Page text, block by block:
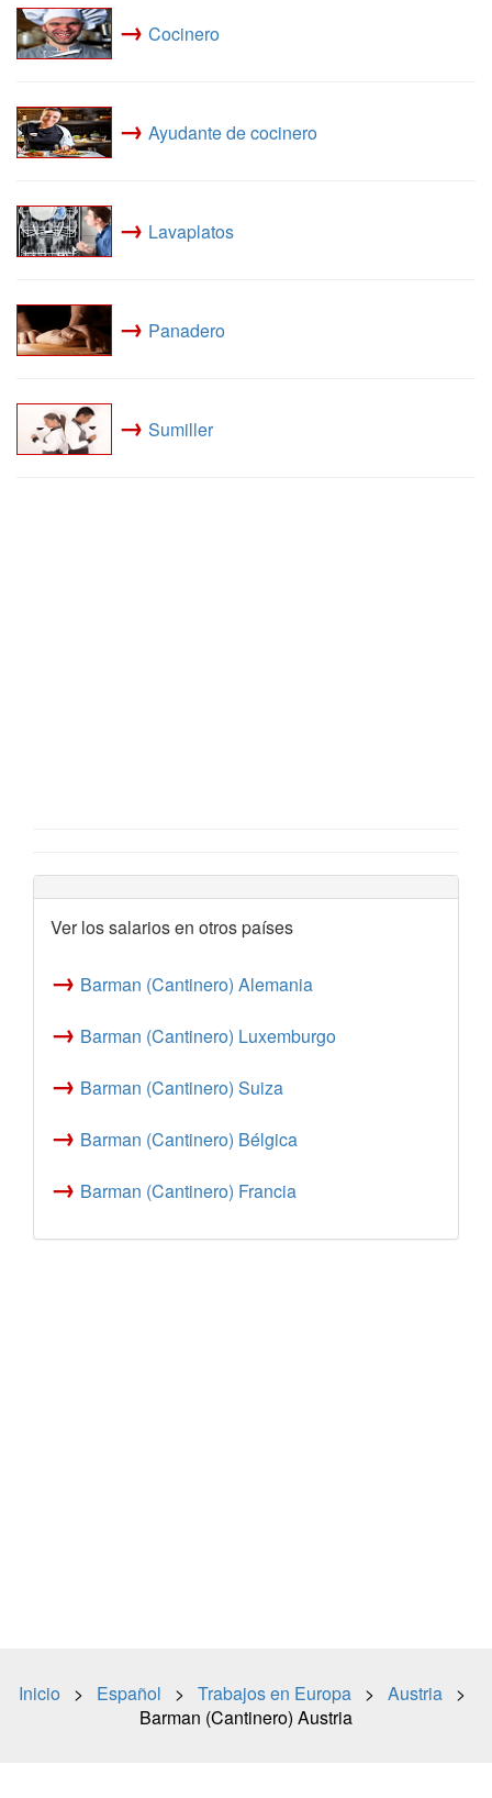
→ Cocinero
→ Ayudante de cocinero
→ Lavaplatos
→ Panadero
→ Sumiller
Ver los salarios en otros países
→ Barman (Cantinero) Alemania
→ Barman (Cantinero) Luxemburgo
→ Barman (Cantinero) Suiza
→ Barman (Cantinero) Bélgica
→ Barman (Cantinero) Francia
Inicio > Español > Trabajos en Europa> Austria>
Barman (Cantinero) Austria